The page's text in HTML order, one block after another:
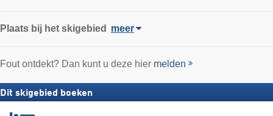
Plaats bij het skigebied meer
Fout ontdekt? Dan kunt u deze hier melden
Dit skigebied boeken